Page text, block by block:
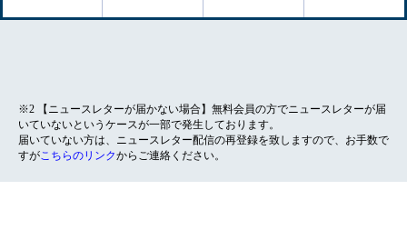
※2 【ニュースレターが届かない場合】無料会員の方でニュースレターが届
いていないというケースが一部で発生しております。
届いていない方は、ニュースレター配信の再登録を致しますので、お手数で
すがこちらのリンクからご連絡ください。